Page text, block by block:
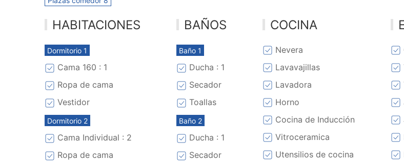
HABITACIONES
Dormitorio 1
Cama 160 : 1
Ropa de cama
Vestidor
Dormitorio 2
Cama Individual : 2
Ropa de cama
BAÑOS
Baño 1
Ducha : 1
Secador
Toallas
Baño 2
Ducha : 1
Secador
COCINA
Nevera
Lavavajillas
Lavadora
Horno
Cocina de Inducción
Vitroceramica
Utensilios de cocina